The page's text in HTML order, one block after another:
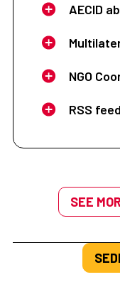
AECID
NGO
RSS feed
SEE